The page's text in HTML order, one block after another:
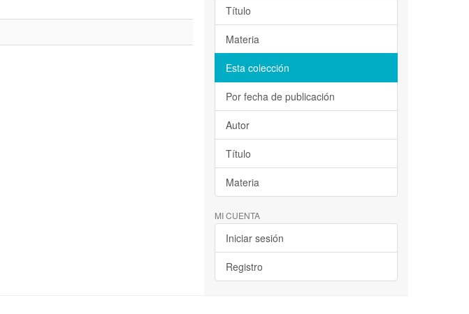
Título
Materia
Esta colección
Por fecha de publicación
Autor
Título
Materia
MI CUENTA
Iniciar sesión
Registro